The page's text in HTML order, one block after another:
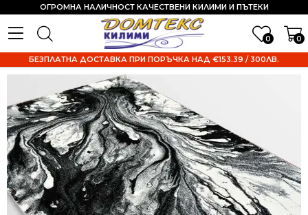
0 0
ОГРОМНА НАЛИЧНОСТ КАЧЕСТВЕНИ КИЛИМИ И ПЪТЕКИ
БЕЗПЛАТНА ДОСТАВКА ПРИ ПОРЪЧКА НАД €153.39 / 300ЛВ.